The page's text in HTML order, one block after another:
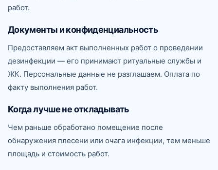
работ.
Документы и конфиденциальность
Предоставляем акт выполненных работ о проведении
дезинфекции — его принимают ритуальные службы и
ЖК. Персональные данные не разглашаем. Оплата по
факту выполнения работ.
Когда лучше не откладывать
Чем раньше обработано помещение после
обнаружения плесени или очага инфекции, тем меньше
площадь и стоимость работ.